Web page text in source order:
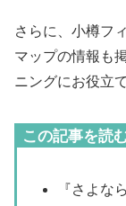
さらに、小樽フ
マップの情報も
ニングにお役立
この記事を読
『さよな